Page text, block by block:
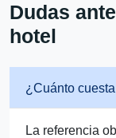
Dudas
hotel
¿Cuánto
La referencia